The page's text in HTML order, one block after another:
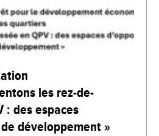
les rez-de-
: des espaces
développement »